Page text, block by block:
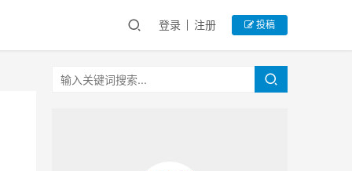
登录 注册 投稿